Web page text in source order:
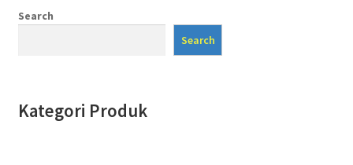
Search
Search
Kategori Produk